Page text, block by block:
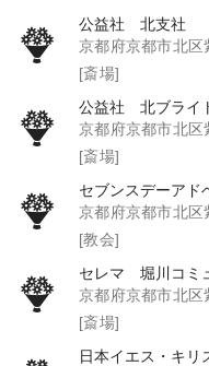
公益社 北支社
京都府京都市北区
[斎場]
公益社 北ブライ
京都府京都市北区
[斎場]
セブンスデーアド
京都府京都市北区
[教会]
セレマ 堀川コミ
京都府京都市北区
[斎場]
日本イエス・キリ